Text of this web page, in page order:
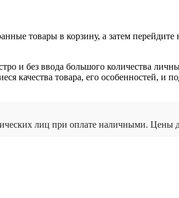
товары в корзину, а затем
и без ввода большого количества
качества товара, его особенностей,
лиц при оплате наличными.